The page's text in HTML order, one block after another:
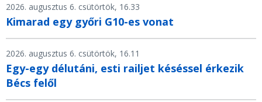
2026. augusztus 6. csütörtök, 16.33
Kimarad egy győri G10-es vonat
2026. augusztus 6. csütörtök, 16.11
Egy-egy délutáni, esti railjet késéssel érkezik
Bécs felől